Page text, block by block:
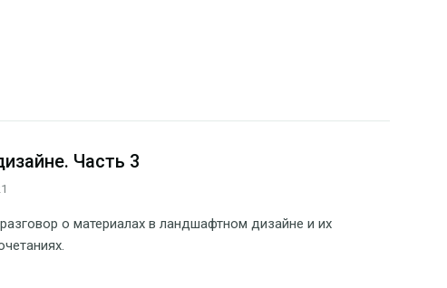
Часть 3
о материалах в ландшафтном дизайне и их